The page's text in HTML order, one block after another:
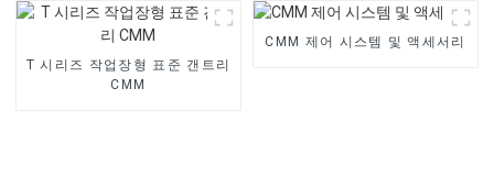
T 시리즈 작업장형 표준 갠트리
CMM
CMM 제어 시스템 및 액세서리